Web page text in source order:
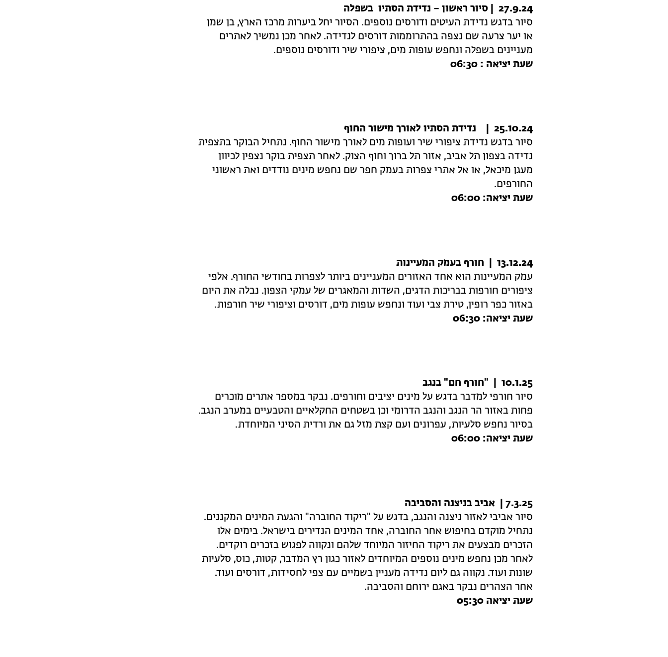
27.9.24 | סיור ראשון – נדידת הסתיו
בשפלה
סיור בדגש נדידת העיטים ודורסים נוספים. הסיור יחל ביערות מרכז הארץ, בן שמן
או יער צרעה שם נצפה בהתרוממות דורסים לנדידה. לאחר מכן נמשיך לאתרים
מעניינים בשפלה ונחפש עופות מים, ציפורי שיר ודורסים נוספים.
שעת יציאה : 06:30
25.10.24 |
נדידת הסתיו לאורך מישור החוף
סיור בדגש נדידת ציפורי שיר ועופות מים לאורך מישור החוף. נתחיל הבוקר בתצפית
נדידה בצפון תל אביב, אזור תל ברוך וחוף הצוק. לאחר תצפית בוקר נצפין לכיוון
מעגן מיכאל, או אל אתרי צפרות בעמק חפר שם נחפש מינים נודדים ואת ראשוני
החורפים.
שעת יציאה: 06:00
13.12.24 | חורף בעמק המעיינות
עמק המעיינות הוא אחד האזורים המעניינים ביותר לצפרות בחודשי החורף. אלפי
ציפורים חורפות בבריכות הדגים, השדות והמאגרים של עמקי הצפון. נבלה את היום
באזור כפר רופין, טירת צבי ועוד ונחפש עופות מים, דורסים וציפורי שיר חורפות.
שעת יציאה: 06:30
10.1.25 | "חורף חם" בנגב
סיור חורפי למדבר בדגש על מינים יציבים וחורפים. נבקר במספר אתרים מוכרים
פחות באזור הר הנגב והנגב הדרומי וכן בשטחים החקלאיים והטבעיים במערב הנגב.
בסיור נחפש סלעיות, עפרונים ועם קצת מזל גם את ורדית הסיני המיוחדת.
שעת יציאה: 06:00
7.3.25 | אביב בניצנה והסביבה
סיור אביבי לאזור ניצנה והנגב, בדגש על "ריקוד החוברה" והגעת המינים המקננים.
נתחיל מוקדם בחיפוש אחר החוברה, אחד המינים הנדירים בישראל. בימים אלו
הזכרים מבצעים את ריקוד החיזור המיוחד שלהם ונקווה לפגוש בזכרים רוקדים.
לאחר מכן נחפש מינים נוספים המיוחדים לאזור כגון רץ המדבר, קטות, כוס, סלעיות
שונות ועוד. נקווה גם ליום נדידה מעניין בשמיים עם צפי לחסידות, דורסים ועוד.
אחר הצהרים נבקר באגם ירוחם והסביבה.
שעת יציאה 05:30